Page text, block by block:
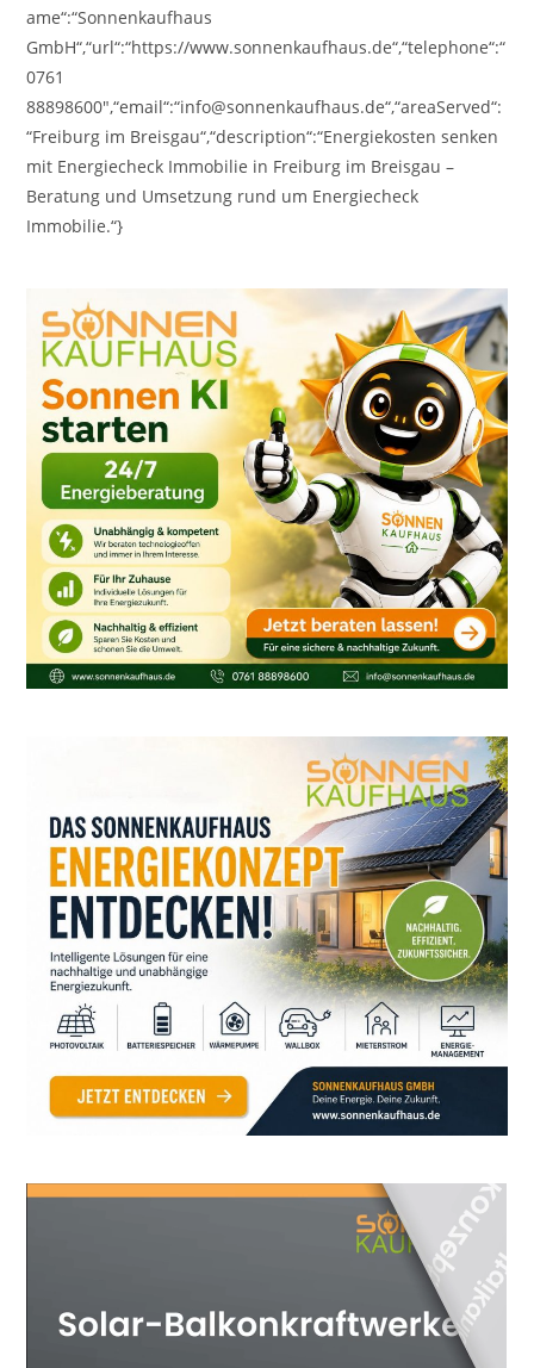
ame“:“Sonnenkaufhaus
GmbH“,“url“:“https://www.sonnenkaufhaus.de“,“telephone“:“
0761
88898600″,“email“:“info@sonnenkaufhaus.de“,“areaServed“:
“Freiburg im Breisgau“,“description“:“Energiekosten senken
mit Energiecheck Immobilie in Freiburg im Breisgau –
Beratung und Umsetzung rund um Energiecheck
Immobilie.“}